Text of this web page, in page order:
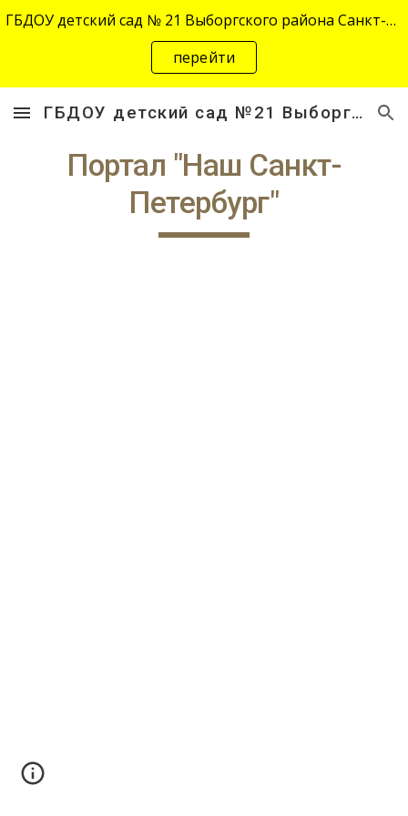
Skip to main content Skip to navigation
ГБДОУ детский сад № 21 Выборгского района Санкт-Петербурга переехал на новый адрес "site-2645.siteedu.ru".
перейти
ГБДОУ детский сад №21 Выборгского района Санкт-Петербурга
Портал "Наш Санкт-
Петербург"